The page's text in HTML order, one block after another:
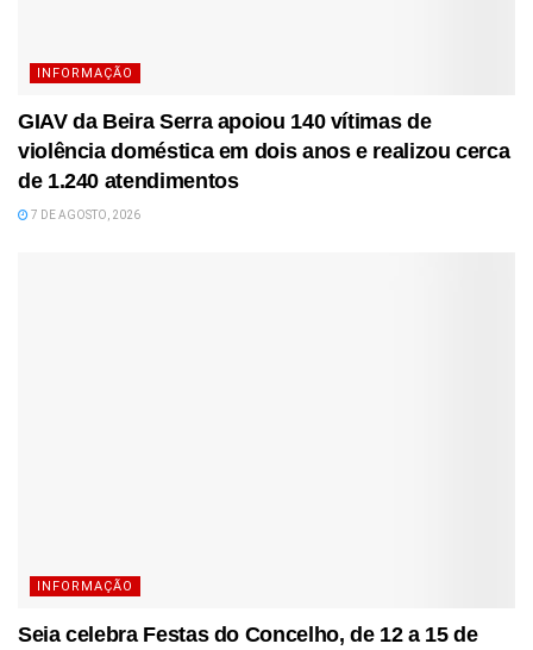
INFORMAÇÃO
GIAV da Beira Serra apoiou 140 vítimas de
violência doméstica em dois anos e realizou cerca
de 1.240 atendimentos
7 DE AGOSTO, 2026
INFORMAÇÃO
Seia celebra Festas do Concelho, de 12 a 15 de